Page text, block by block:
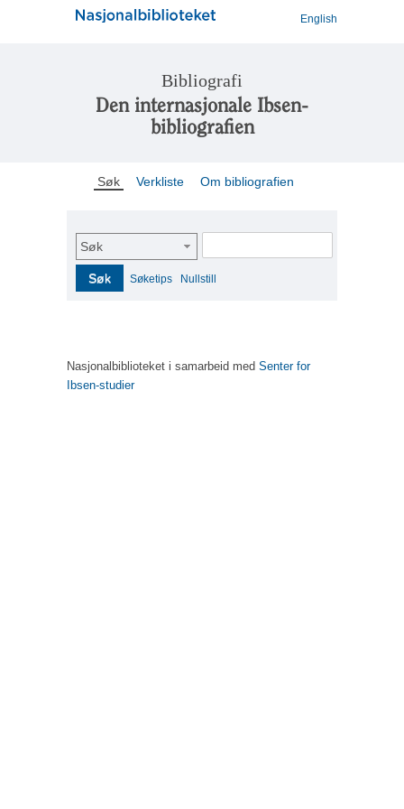
English
Bibliografi
Den internasjonale Ibsen-
bibliografien
Søk Verkliste Om bibliografien
Søk
Søk Søketips Nullstill
Nasjonalbiblioteket i samarbeid med Senter for
Ibsen-studier